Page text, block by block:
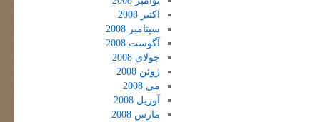
اکتبر 2008
سپتامبر 2008
آگوست 2008
جولای 2008
ژوئن 2008
می 2008
آوریل 2008
مارس 2008